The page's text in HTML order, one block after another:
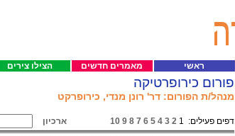
הצילו צירים מאמרים חדשים ראשי
פורום כירופרטיקה
מנהל/ת הפורום: דר' רונן מנדי, כירופרקט
דפים פעילים: 2
3
4
5
6
7
8
9
10 ארכיון